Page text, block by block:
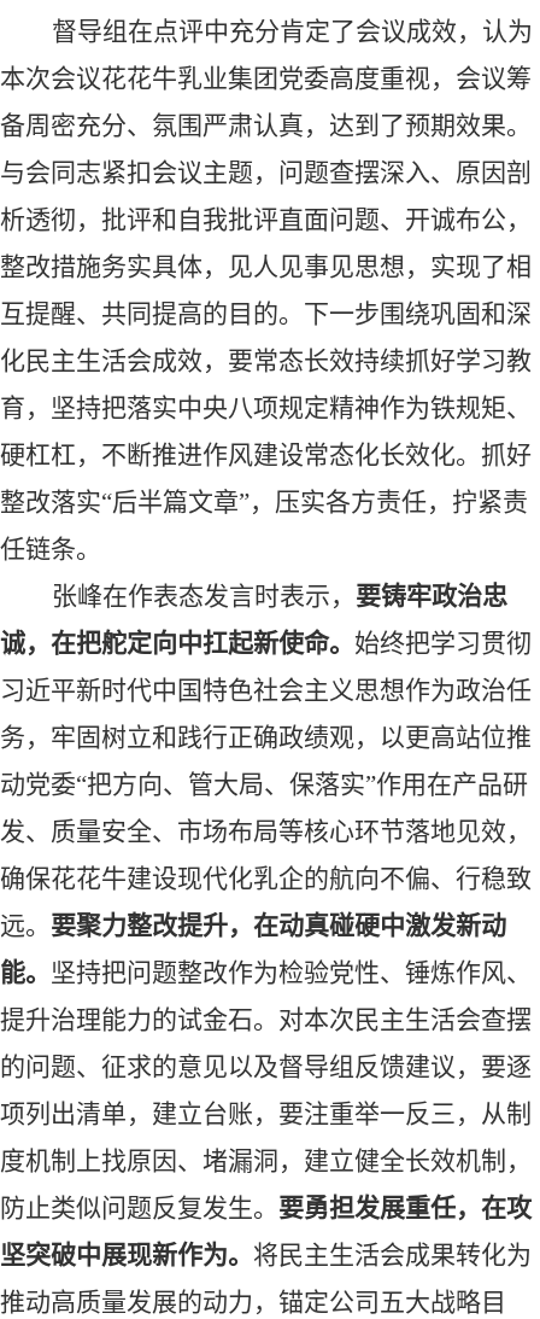
督导组在点评中充分肯定了会议成效，认为
本次会议花花牛乳业集团党委高度重视，会议筹
备周密充分、氛围严肃认真，达到了预期效果。
与会同志紧扣会议主题，问题查摆深入、原因剖
析透彻，批评和自我批评直面问题、开诚布公，
整改措施务实具体，见人见事见思想，实现了相
互提醒、共同提高的目的。下一步围绕巩固和深
化民主生活会成效，要常态长效持续抓好学习教
育，坚持把落实中央八项规定精神作为铁规矩、
硬杠杠，不断推进作风建设常态化长效化。抓好
整改落实“后半篇文章”，压实各方责任，拧紧责
任链条。
张峰在作表态发言时表示， 要铸牢政治忠
诚，在把舵定向中扛起新使命。 始终把学习贯彻
习近平新时代中国特色社会主义思想作为政治任
务，牢固树立和践行正确政绩观，以更高站位推
动党委“把方向、管大局、保落实”作用在产品研
发、质量安全、市场布局等核心环节落地见效，
确保花花牛建设现代化乳企的航向不偏、行稳致
远。 要聚力整改提升，在动真碰硬中激发新动
能。 坚持把问题整改作为检验党性、锤炼作风、
提升治理能力的试金石。对本次民主生活会查摆
的问题、征求的意见以及督导组反馈建议，要逐
项列出清单，建立台账， 要注重举一反三，从制
度机制上找原因、堵漏洞，建立健全长效机制，
防止类似问题反复发生。 要勇担发展重任，在攻
坚突破中展现新作为。 将民主生活会成果转化为
推动高质量发展的动力，锚定公司 五大战略目